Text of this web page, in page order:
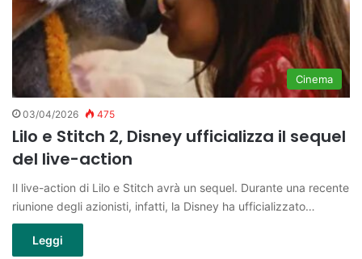
Cinema
03/04/2026 475
Lilo e Stitch 2, Disney ufficializza il sequel
del live-action
Il live-action di Lilo e Stitch avrà un sequel. Durante una recente
riunione degli azionisti, infatti, la Disney ha ufficializzato…
Leggi